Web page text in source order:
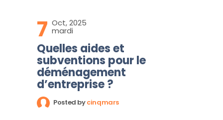
7 Oct, 2025
mardi
Quelles aides et
subventions pour le
déménagement
d’entreprise ?
Posted bycinqmars